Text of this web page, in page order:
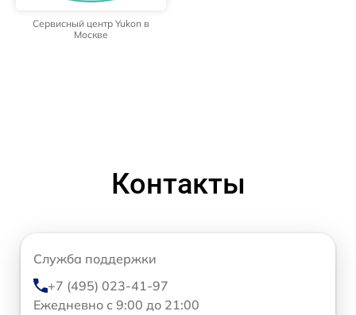
Сервисный центр Yukon в
Москве
Контакты
Служба поддержки
+7 (495) 023-41-97
Ежедневно с 9:00 до 21:00